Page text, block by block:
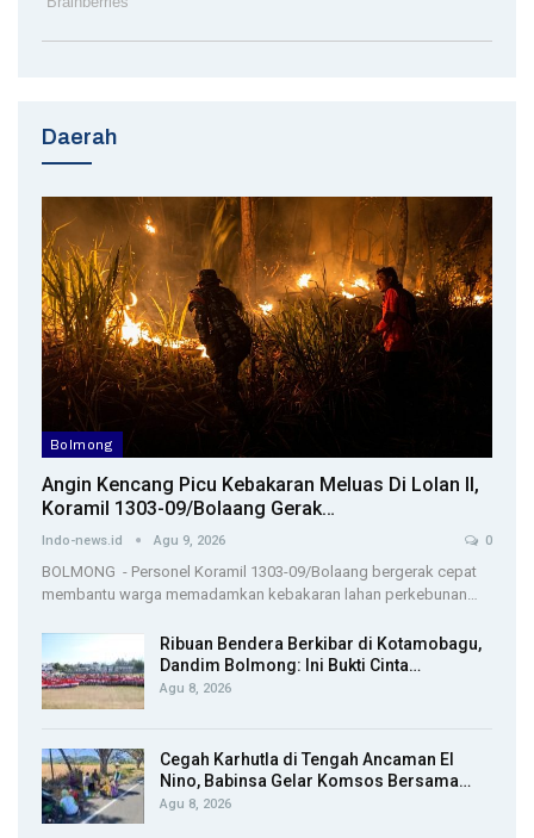
Daerah
Bolmong
Angin Kencang Picu Kebakaran Meluas Di Lolan II,
Koramil 1303-09/Bolaang Gerak…
Indo-news.id Agu 9, 2026 0
BOLMONG - Personel Koramil 1303-09/Bolaang bergerak cepat
membantu warga memadamkan kebakaran lahan perkebunan…
Ribuan Bendera Berkibar di Kotamobagu,
Dandim Bolmong: Ini Bukti Cinta…
Agu 8, 2026
Cegah Karhutla di Tengah Ancaman El
Nino, Babinsa Gelar Komsos Bersama…
Agu 8, 2026